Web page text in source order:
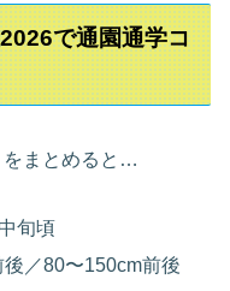
で通園通学コ
をまとめると…
旬頃
後／80〜150cm前後